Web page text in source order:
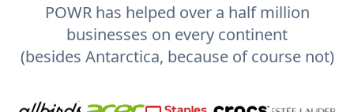
POWR has helped over a half million
businesses on every continent
(besides Antarctica, because of course not)